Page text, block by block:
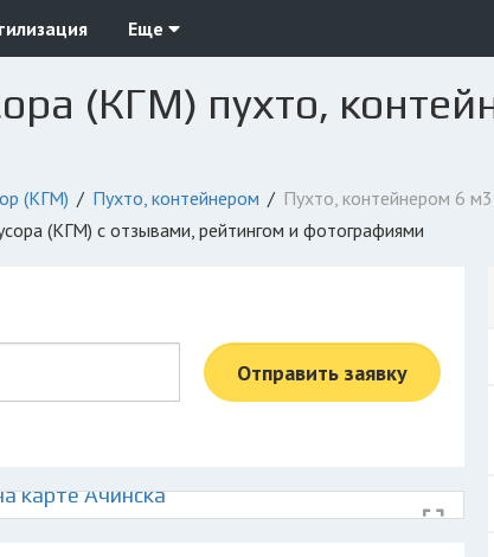
Еще
(КГМ) пухто,
(КГМ) Пухто, контейнером
Пухто, контейнером 6 м3
(КГМ) с отзывами, рейтингом и фотографиями
Отправить заявку
карте Ачинска